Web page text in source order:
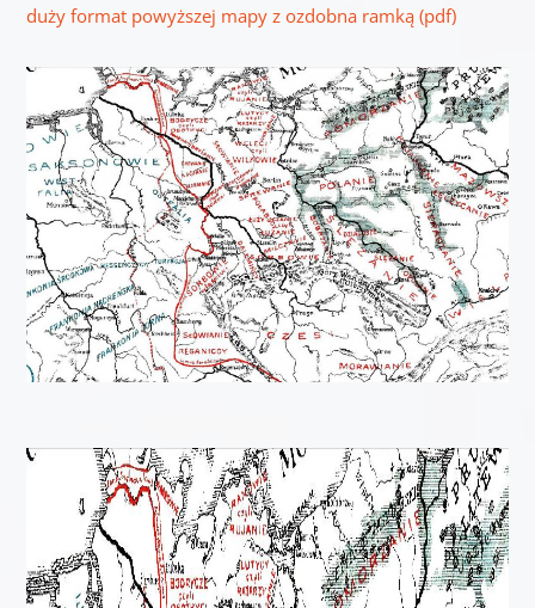
duży format powyższej mapy z ozdobna ramką (pdf)